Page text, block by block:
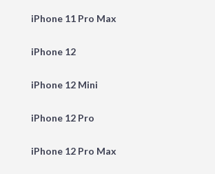
iPhone 11 Pro Max
iPhone 12
iPhone 12 Mini
iPhone 12 Pro
iPhone 12 Pro Max